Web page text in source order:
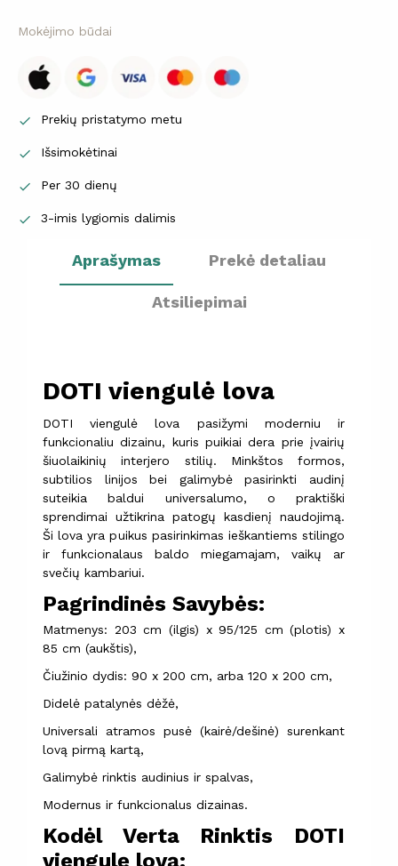
Mokėjimo būdai
 Prekių pristatymo metu
 Išsimokėtinai
 Per 30 dienų
 3-imis lygiomis dalimis
Aprašymas Prekė detaliau
Atsiliepimai
DOTI viengulė lova
DOTI viengulė lova pasižymi moderniu ir
funkcionaliu dizainu, kuris puikiai dera prie įvairių
šiuolaikinių interjero stilių. Minkštos formos,
subtilios linijos bei galimybė pasirinkti audinį
suteikia baldui universalumo, o praktiški
sprendimai užtikrina patogų kasdienį naudojimą.
Ši lova yra puikus pasirinkimas ieškantiems stilingo
ir funkcionalaus baldo miegamajam, vaikų ar
svečių kambariui.
Pagrindinės Savybės:
Matmenys: 203 cm (ilgis) x 95/125 cm (plotis) x
85 cm (aukštis),
Čiužinio dydis: 90 x 200 cm, arba 120 x 200 cm,
Didelė patalynės dėžė,
Universali atramos pusė (kairė/dešinė) surenkant
lovą pirmą kartą,
Galimybė rinktis audinius ir spalvas,
Modernus ir funkcionalus dizainas.
Kodėl Verta Rinktis DOTI
viengulę lovą: